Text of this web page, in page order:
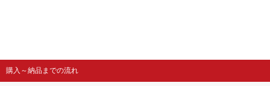
購入～納品までの流れ